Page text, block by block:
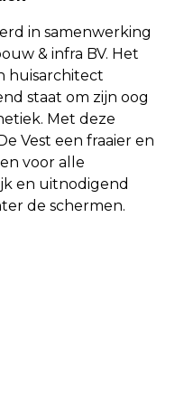
in samenwerking
& infra BV. Het
huisarchitect
staat om zijn oog
Met deze
Vest een fraaier en
voor alle
en uitnodigend
de schermen.